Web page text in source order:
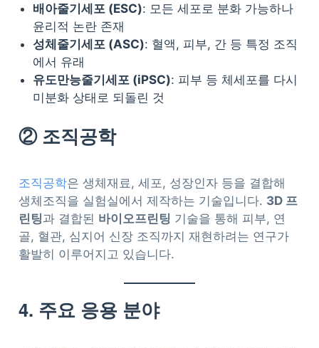
배아줄기세포 (ESC): 모든 세포로 분화 가능하나
윤리적 논란 존재
성체줄기세포 (ASC): 혈액, 피부, 간 등 특정 조직
에서 유래
유도만능줄기세포 (iPSC): 피부 등 체세포를 다시
미분화 상태로 되돌린 것
② 조직공학
조직공학은 생체재료, 세포, 성장인자 등을 결합해
생체조직을 실험실에서 제작하는 기술입니다. 3D 프
린팅과 결합된 바이오프린팅 기술을 통해 피부, 연
골, 혈관, 심지어 신장 조직까지 재현하려는 연구가
활발히 이루어지고 있습니다.
4. 주요 응용 분야